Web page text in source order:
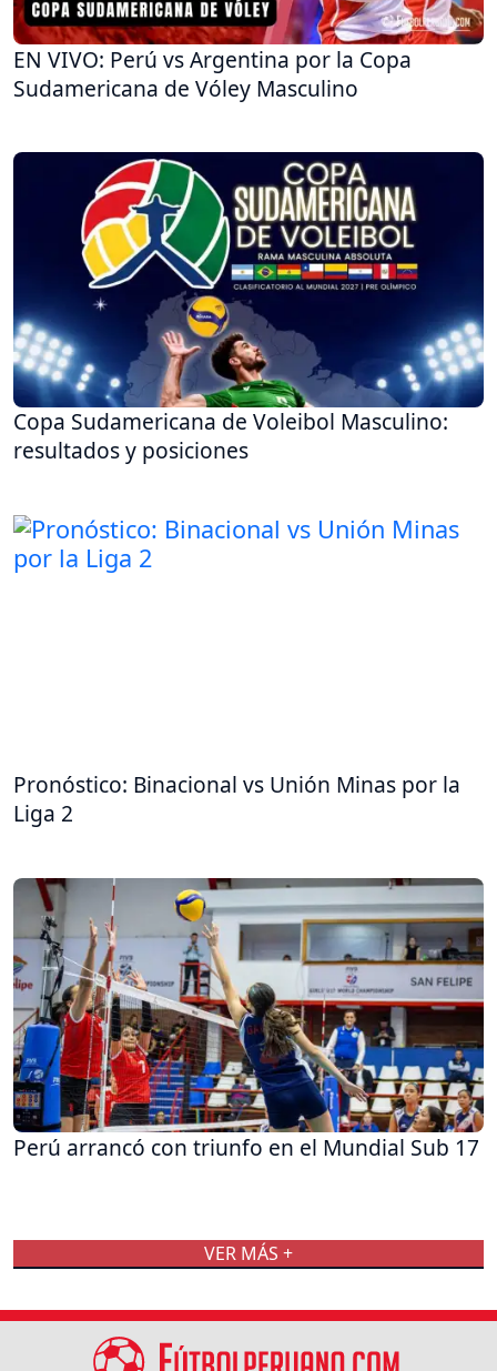
EN VIVO: Perú vs Argentina por la Copa
Sudamericana de Vóley Masculino
Copa Sudamericana de Voleibol Masculino:
resultados y posiciones
Pronóstico: Binacional vs Unión Minas por la
Liga 2
Perú arrancó con triunfo en el Mundial Sub 17
VER MÁS +